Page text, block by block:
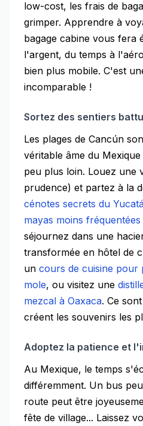
low-cost, les frais de
grimper. Apprendre à
bagage cabine vous fera
l'argent, du temps à
bien plus mobile. C'est
incomparable !
Sortez des sentiers
Les plages de Cancún
véritable âme du
peu plus loin. Louez une
prudence) et partez à la
cénotes secrets du
mayas moins fréquentées
séjournez dans une
transformée en hôtel de
un cours de cuisine pour
mole, ou visitez une
mezcal à Oaxaca. Ce
créent les souvenirs les
Adoptez la patience et
Au Mexique, le temps
différemment. Un bus
route peut être
fête de village... Laissez